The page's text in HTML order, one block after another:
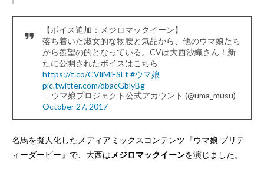
【ボイス追加：メジロマックイーン】
落ち着いた淑女的な物腰と気品から、他のウマ娘たち
から羨望の的となっている。CVは大西沙織さん！新
たに公開されたボイスはこちら
https://t.co/CVliMiFSLt #ウマ娘
pic.twitter.com/dbacGblyBg
— ウマ娘プロジェクト公式アカウント (@uma_musu)
October 27, 2017
名馬を擬人化したメディアミックスコンテンツ『ウマ娘 プリテ
ィーダービー』で、大西は メジロマックイーンを演じました。